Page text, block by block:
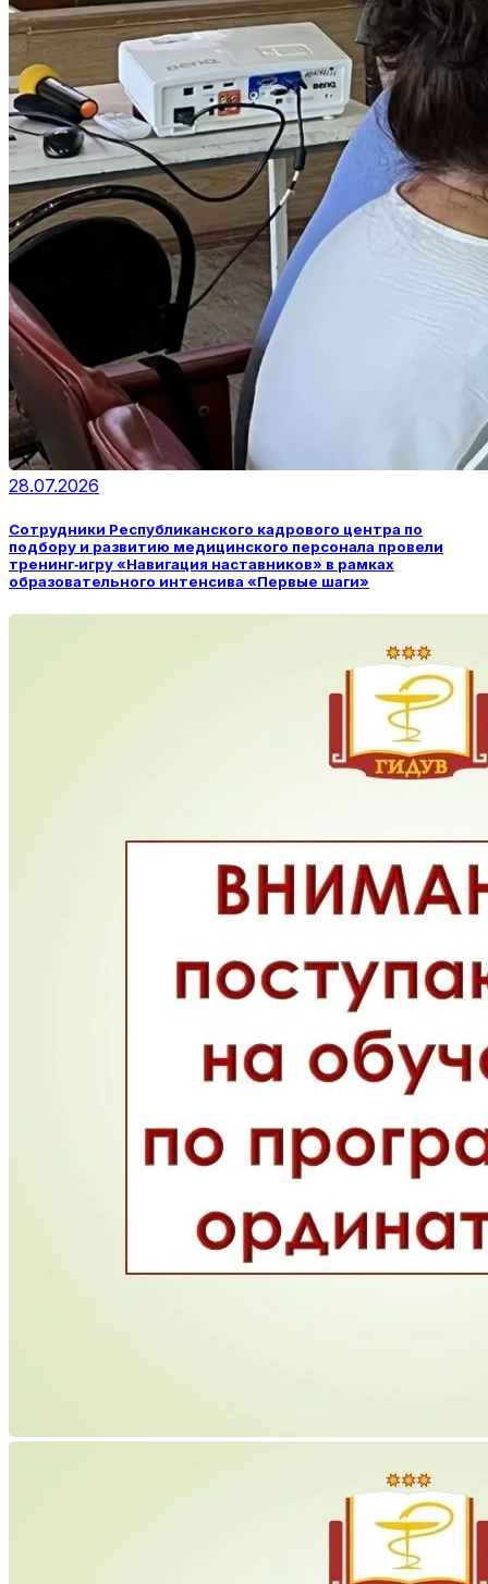
28.07.2026
Сотрудники Республиканского кадрового центра по
подбору и развитию медицинского персонала провели
тренинг‑игру «Навигация наставников» в рамках
образовательного интенсива «Первые шаги»